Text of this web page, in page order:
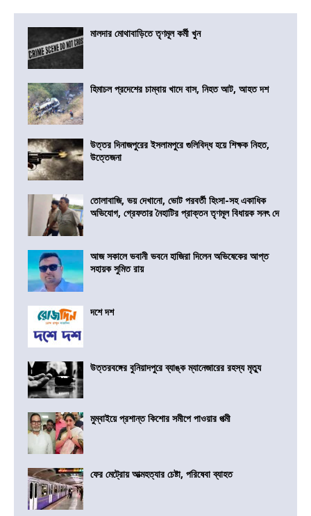
মালদার মোথাবাড়িতে তৃণমূল কর্মী খুন
হিমাচল প্রদেশের চাম্বায় খাদে বাস, নিহত আট, আহত দশ
উত্তর দিনাজপুরের ইসলামপুরে গুলিবিদ্ধ হয়ে শিক্ষক নিহত,
উত্তেজনা
তোলাবাজি, ভয় দেখানো, ভোট পরবর্তী হিংসা-সহ একাধিক
অভিযোগ, গ্রেফতার নৈহাটির প্রাক্তন তৃণমূল বিধায়ক সনৎ দে
আজ সকালে ভবানী ভবনে হাজিরা দিলেন অভিষেকের আপ্ত
সহায়ক সুমিত রায়
দশে দশ
উত্তরবঙ্গের বুনিয়াদপুরে ব্যাঙ্ক ম্যানেজারের রহস্য মৃত্যু
মুম্বাইয়ে প্রশান্ত কিশোর সমীপে পাওয়ার পত্মী
ফের মেট্রোয় আত্মহত্যার চেষ্টা, পরিষেবা ব্যাহত